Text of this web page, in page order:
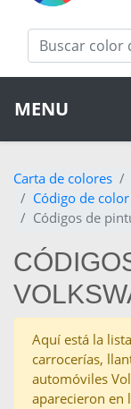
MENU
Carta de colores
Código de
Códigos de
Aquí está la
carrocerías,
automóviles
aparecieron en